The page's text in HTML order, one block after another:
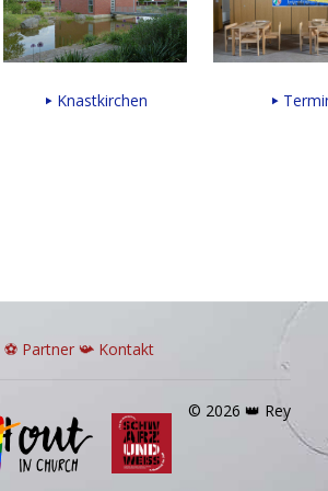
Knastkirchen
⚽ Partner 📯 Kontakt
© 2026 👑 Rey